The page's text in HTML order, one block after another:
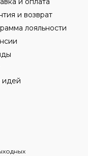
и возврат
лояльности
идей